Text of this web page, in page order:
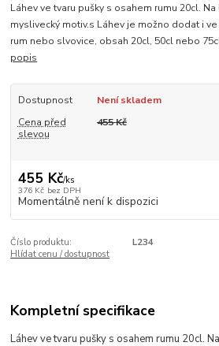
Láhev ve tvaru pušky s osahem rumu 20cl.
myslivecký motiv.s Láhev je možno dodat i
rum nebo slvovice, obsah 20cl, 50cl nebo
popis
Dostupnost
Není skladem
Cena před
slevou
455 Kč
455 Kč/ks
376 Kč bez DPH
Momentálně není k dispozici
Číslo produktu:
L234
Hlídat cenu / dostupnost
Kompletní specifikace
Láhev ve tvaru pušky s osahem rumu 20cl.